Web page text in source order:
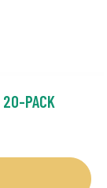
20-PACK